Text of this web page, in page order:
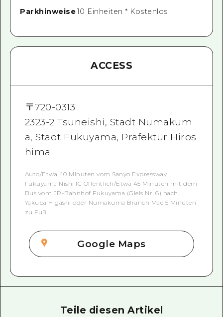
Parkhinweise10 Einheiten * Kostenlos
ACCESS
〒720-0313
2323-2 Tsuneishi, Stadt Numakum
a, Stadt Fukuyama, Präfektur Hiros
hima
Auto/Etwa 40 Minuten vom Sanyo Expressway
Fukuyama Nishi IC Öffentlich/Etwa 45 Minuten mit dem
Bus vom JR-Bahnhof Fukuyama (Gleis Nr. 6) nach
Yakuba Higashi oder Numakuma Branch Mae 5 Minuten
zu Fuß
Google Maps
Teile diesen Artikel